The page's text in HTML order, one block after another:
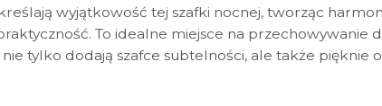
wyjątkowość tej szafki nocnej, tworząc
To idealne miejsce na
tylko dodają szafce subtelności, ale także pięknie